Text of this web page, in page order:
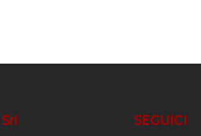
SEGUICI